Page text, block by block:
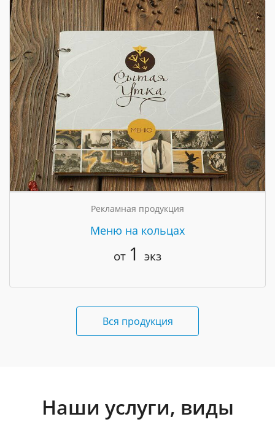
Рекламная продукция
Меню на кольцах
от 1 экз
Вся продукция
Наши услуги, виды